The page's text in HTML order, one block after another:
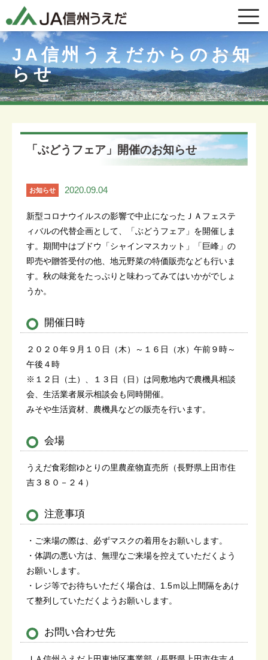
JA信州うえだからのお知
らせ
「ぶどうフェア」開催のお知らせ
お知らせ 2020.09.04
新型コロナウイルスの影響で中止になったＪＡフェステ
ィバルの代替企画として、「ぶどうフェア」を開催しま
す。期間中はブドウ「シャインマスカット」「巨峰」の
即売や贈答受付の他、地元野菜の特価販売なども行いま
す。秋の味覚をたっぷりと味わってみてはいかがでしょ
うか。
開催日時
２０２０年９月１０日（木）～１６日（水）午前９時～
午後４時
※１２日（土）、１３日（日）は同敷地内で農機具相談
会、生活業者展示相談会も同時開催。
みそや生活資材、農機具などの販売を行います。
会場
うえだ食彩館ゆとりの里農産物直売所（長野県上田市住
吉３８０－２４）
注意事項
・ご来場の際は、必ずマスクの着用をお願いします。
・体調の悪い方は、無理なご来場を控えていただくよう
お願いします。
・レジ等でお待ちいただく場合は、1.5ｍ以上間隔をあけ
て整列していただくようお願いします。
お問い合わせ先